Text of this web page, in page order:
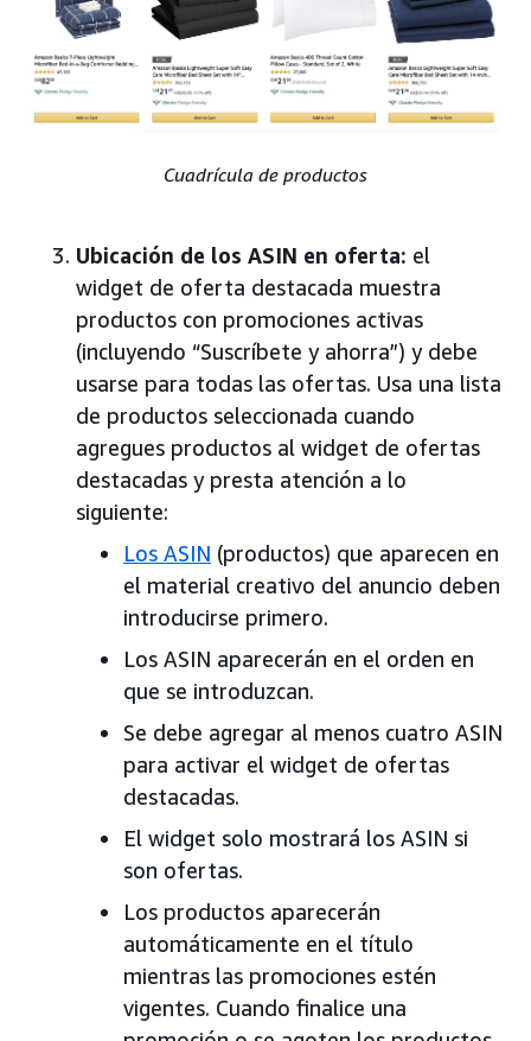
Cuadrícula de productos
Ubicación de los ASIN en oferta: el
widget de oferta destacada muestra
productos con promociones activas
(incluyendo “Suscríbete y ahorra”) y debe
usarse para todas las ofertas. Usa una lista
de productos seleccionada cuando
agregues productos al widget de ofertas
destacadas y presta atención a lo
siguiente:
Los ASIN (productos) que aparecen en
el material creativo del anuncio deben
introducirse primero.
Los ASIN aparecerán en el orden en
que se introduzcan.
Se debe agregar al menos cuatro ASIN
para activar el widget de ofertas
destacadas.
El widget solo mostrará los ASIN si
son ofertas.
Los productos aparecerán
automáticamente en el título
mientras las promociones estén
vigentes. Cuando finalice una